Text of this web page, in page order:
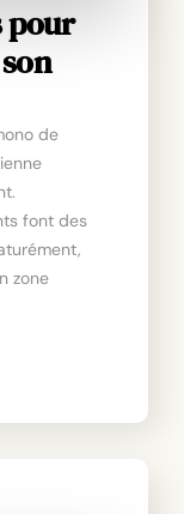
pour
de
font des
zone